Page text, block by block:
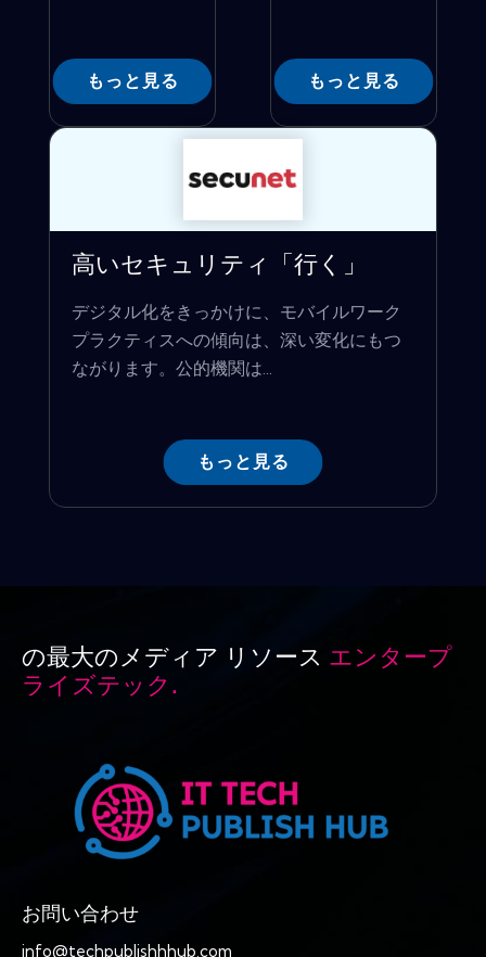
もっと見る もっと見る
高いセキュリティ「行く」
デジタル化をきっかけに、モバイルワーク
プラクティスへの傾向は、深い変化にもつ
ながります。公的機関は...
もっと見る
の最大のメディア リソース エンタープ
ライズテック.
お問い合わせ
info@techpublishhhub.com